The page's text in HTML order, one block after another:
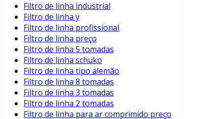
Filtro de linha industrial
Filtro de linha y
Filtro de linha profissional
Filtro de linha preço
Filtro de linha 5 tomadas
Filtro de linha schuko
Filtro de linha tipo alemão
Filtro de linha 8 tomadas
Filtro de linha 3 tomadas
Filtro de linha 2 tomadas
Filtro de linha para ar comprimido preço